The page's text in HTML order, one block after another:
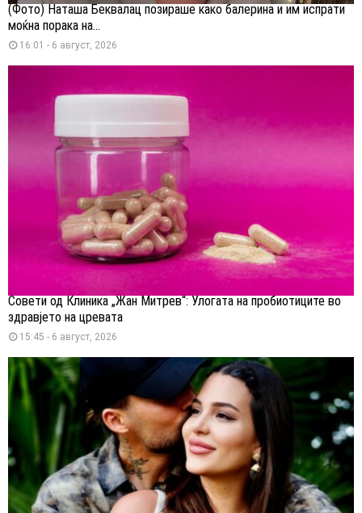
(Фото) Наташа Беквалац позираше како балерина и им испрати
моќна порака на...
16:01 - 6 август, 2026
Совети од Клиника „Жан Митрев“: Улогата на пробиотиците во
здравјето на цревата
15:45 - 6 август, 2026